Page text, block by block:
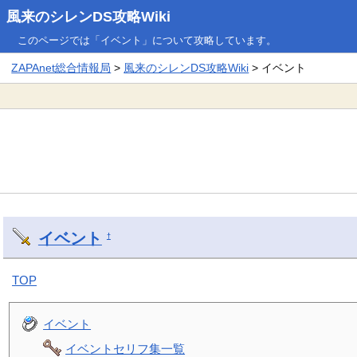
風来のシレンDS攻略Wiki
このページでは「イベント」について攻略しています。
ZAPAnet総合情報局 > 風来のシレンDS攻略Wiki > イベント
イベント †
TOP
イベント
イベントセリフ集一覧